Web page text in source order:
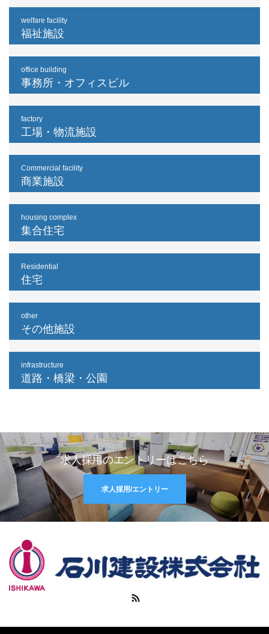
welfare facility
福祉施設
office building
事務所・オフィスビル
factory
工場・物流施設
Commercial facility
商業施設
housing complex
集合住宅
Residential
住宅
other
その他施設
infrastructure
道路・橋梁・公園
求人採用のエントリーはこちら
求人採用/エントリー